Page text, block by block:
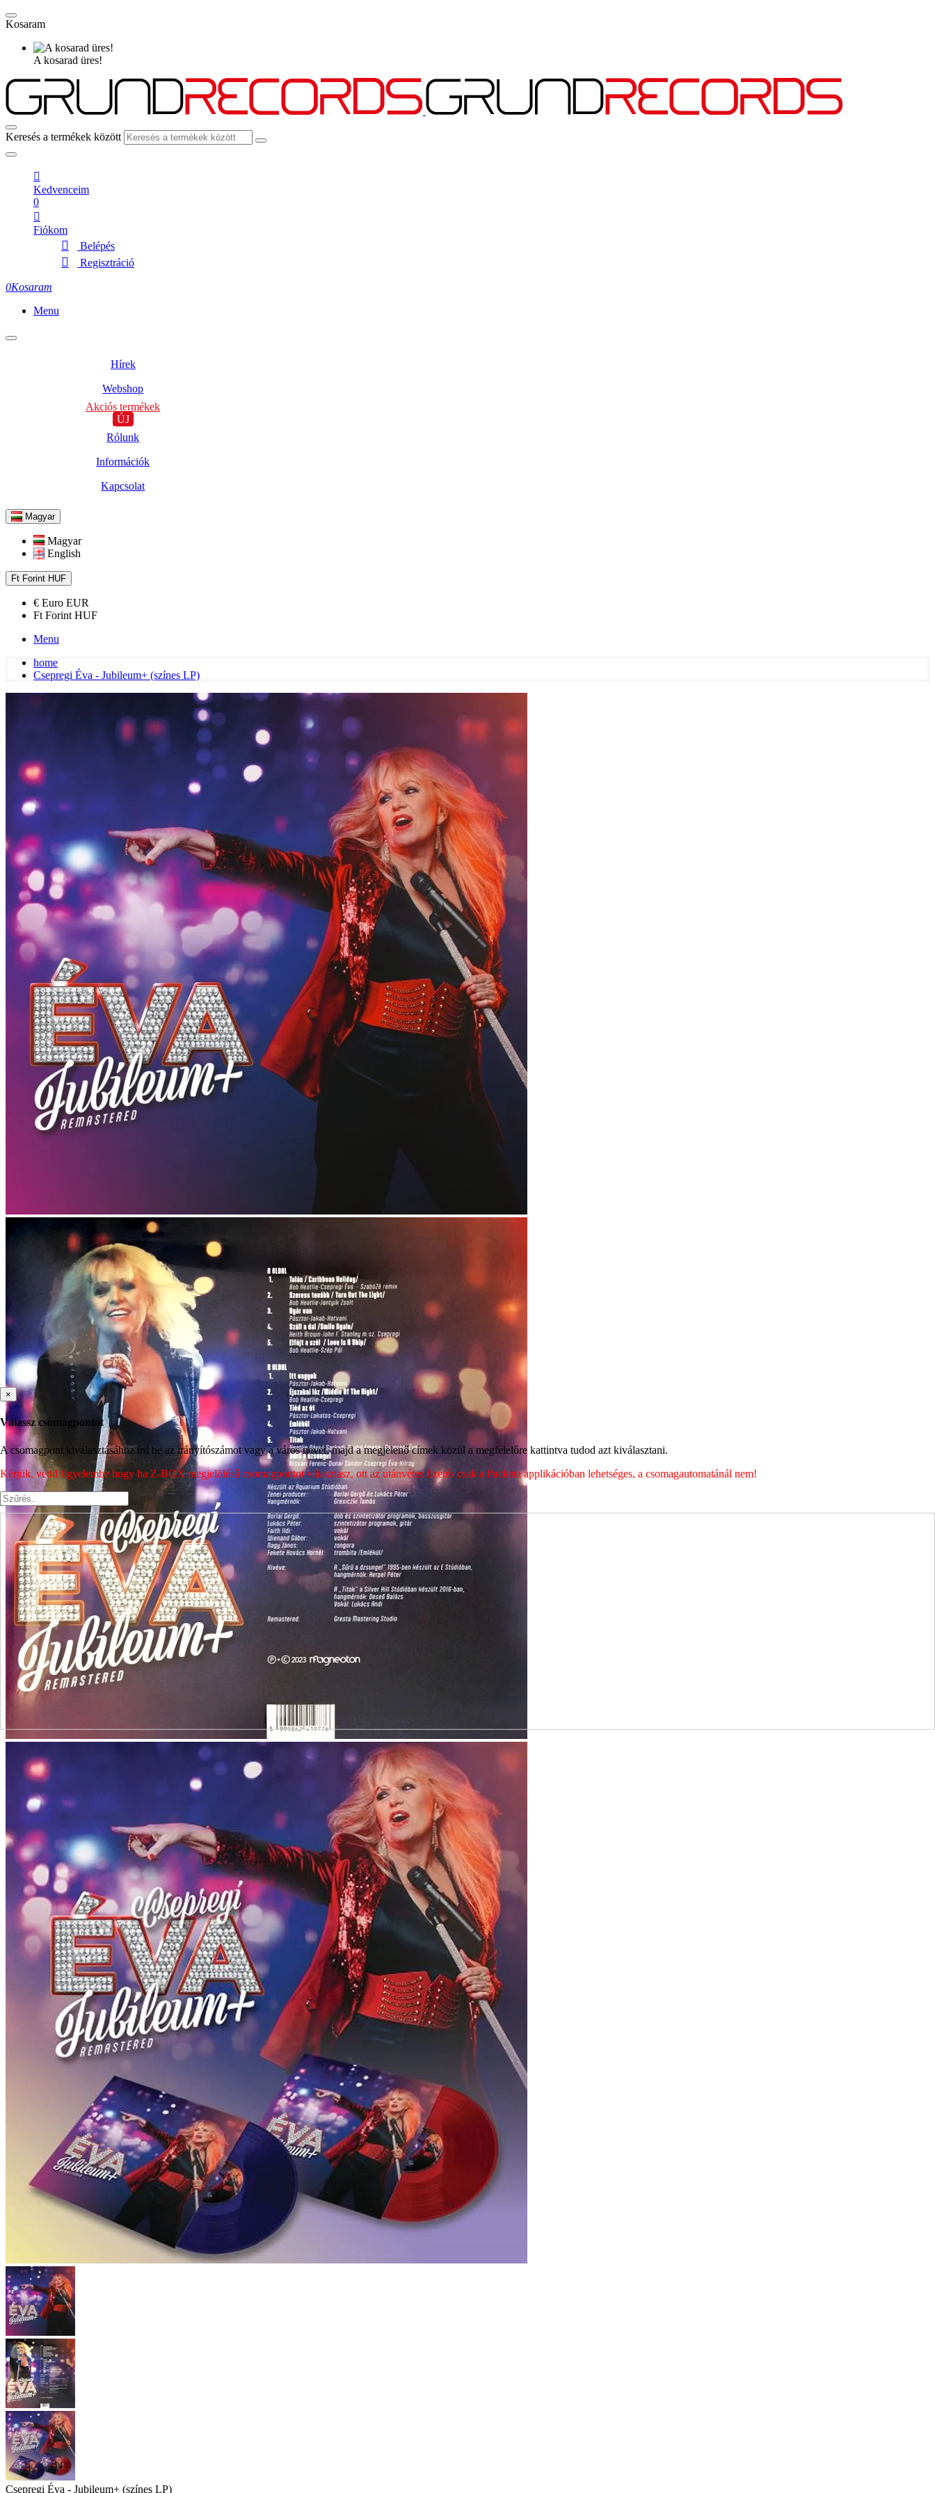
Kosaram
A kosarad üres!
Keresés a termékek között
Kedvenceim
0
Fiókom
Belépés
Regisztráció
0Kosaram
Menu
Hírek
Webshop
Akciós termékek
ÚJ
Rólunk
Információk
Kapcsolat
Magyar
Magyar
English
Ft Forint HUF
€ Euro EUR
Ft Forint HUF
Menu
home
Csepregi Éva - Jubileum+ (színes LP)
Csepregi Éva - Jubileum+ (színes LP)
×
Válassz csomagpontot
A csomagpont kiválasztásához írd be az irányítószámot vagy a város nevét, majd a megjelenő címek közül a megfelelőre kattintva tudod azt kiválasztani.
Kérjük, vedd figyelembe hogy ha Z-BOX megjelölésű csomagpontot választasz, ott az utánvétes fizetés csak a Packeta applikációban lehetséges, a csomagautomatánál nem!